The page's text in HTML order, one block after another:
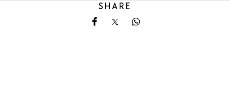
SHARE
Share on Facebook
Share on XShare on Whatsapp